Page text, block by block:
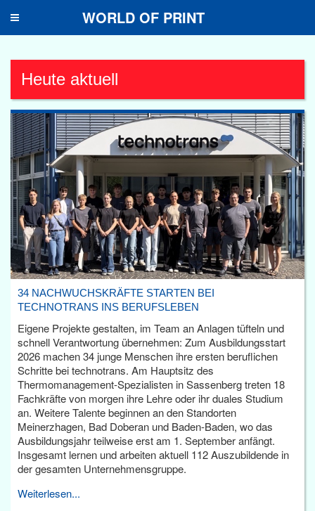
Toggle
WORLD OF PRINT
Heute aktuell
34 NACHWUCHSKRÄFTE STARTEN BEI
TECHNOTRANS INS BERUFSLEBEN
Eigene Projekte gestalten, im Team an Anlagen tüfteln und
schnell Verantwortung übernehmen: Zum Ausbildungsstart
2026 machen 34 junge Menschen ihre ersten beruflichen
Schritte bei technotrans. Am Hauptsitz des
Thermomanagement-Spezialisten in Sassenberg treten 18
Fachkräfte von morgen ihre Lehre oder ihr duales Studium
an. Weitere Talente beginnen an den Standorten
Meinerzhagen, Bad Doberan und Baden-Baden, wo das
Ausbildungsjahr teilweise erst am 1. September anfängt.
Insgesamt lernen und arbeiten aktuell 112 Auszubildende in
der gesamten Unternehmensgruppe.
Weiterlesen...